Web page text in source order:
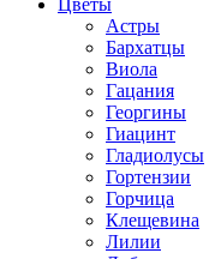
Астры
Бархатцы
Виола
Гацания
Георгины
Гиацинт
Гладиолусы
Гортензии
Горчица
Клещевина
Лилии